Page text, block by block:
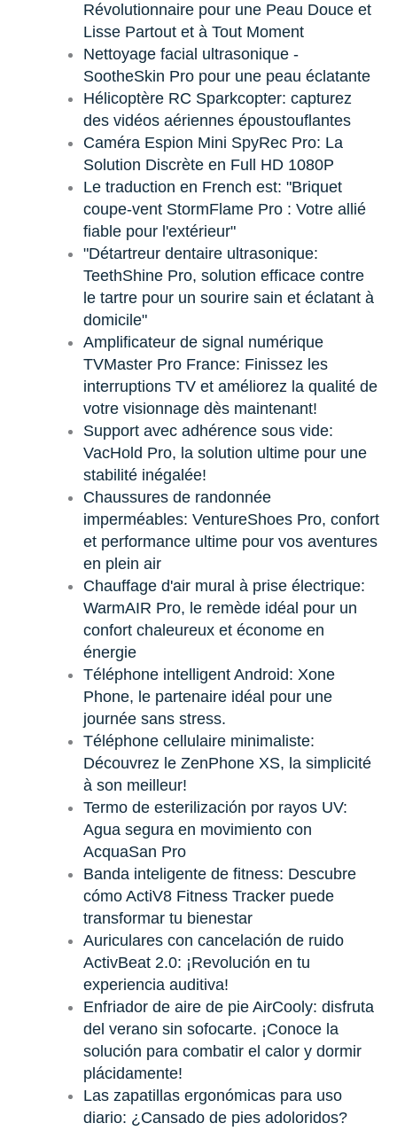
Révolutionnaire pour une Peau Douce et
Lisse Partout et à Tout Moment
Nettoyage facial ultrasonique -
SootheSkin Pro pour une peau éclatante
Hélicoptère RC Sparkcopter: capturez
des vidéos aériennes époustouflantes
Caméra Espion Mini SpyRec Pro: La
Solution Discrète en Full HD 1080P
Le traduction en French est: "Briquet
coupe-vent StormFlame Pro : Votre allié
fiable pour l'extérieur"
"Détartreur dentaire ultrasonique:
TeethShine Pro, solution efficace contre
le tartre pour un sourire sain et éclatant à
domicile"
Amplificateur de signal numérique
TVMaster Pro France: Finissez les
interruptions TV et améliorez la qualité de
votre visionnage dès maintenant!
Support avec adhérence sous vide:
VacHold Pro, la solution ultime pour une
stabilité inégalée!
Chaussures de randonnée
imperméables: VentureShoes Pro, confort
et performance ultime pour vos aventures
en plein air
Chauffage d'air mural à prise électrique:
WarmAIR Pro, le remède idéal pour un
confort chaleureux et économe en
énergie
Téléphone intelligent Android: Xone
Phone, le partenaire idéal pour une
journée sans stress.
Téléphone cellulaire minimaliste:
Découvrez le ZenPhone XS, la simplicité
à son meilleur!
Termo de esterilización por rayos UV:
Agua segura en movimiento con
AcquaSan Pro
Banda inteligente de fitness: Descubre
cómo ActiV8 Fitness Tracker puede
transformar tu bienestar
Auriculares con cancelación de ruido
ActivBeat 2.0: ¡Revolución en tu
experiencia auditiva!
Enfriador de aire de pie AirCooly: disfruta
del verano sin sofocarte. ¡Conoce la
solución para combatir el calor y dormir
plácidamente!
Las zapatillas ergonómicas para uso
diario: ¿Cansado de pies adoloridos?